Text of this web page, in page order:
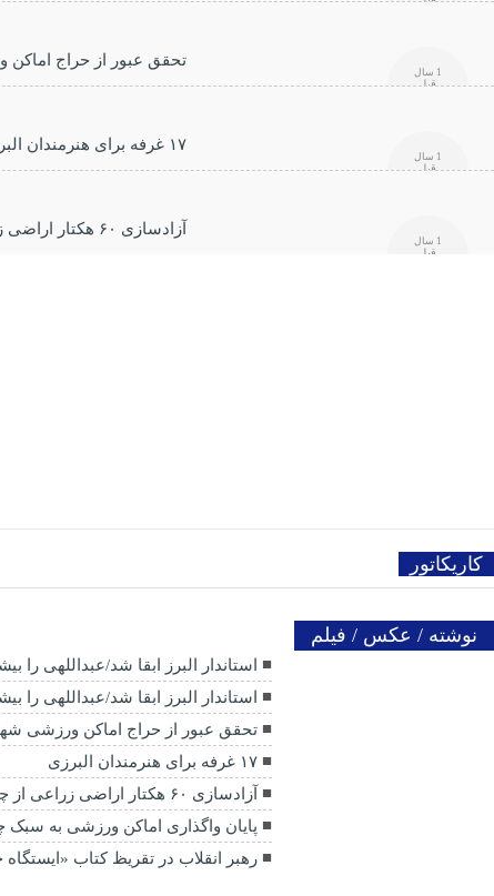
تحقق عبور از حراج
1 سال
قبل
۱۷ غرفه برای هنرمندان البرزی
1 سال
قبل
آزادسازی ۶۰ هکتار اراضی زراعی از چنگ ویلاسازان
1 سال
قبل
کاریکاتور
نوشته / عکس / فیلم
استاندار البرز ابقا شد/عبداللهی را
استاندار البرز ابقا شد/عبداللهی را
تحقق عبور از حراج اماکن ورزشی
۱۷ غرفه برای هنرمندان البرزی
آزادسازی ۶۰ هکتار اراضی زراعی از چنگ ویلاسازان
پایان واگذاری اماکن ورزشی به
رهبر انقلاب در تقریظ کتاب